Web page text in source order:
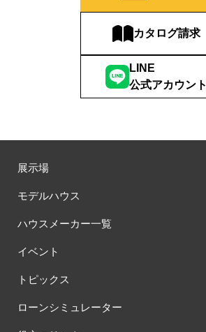
カタログ請求
LINE
公式アカウント
展示場
モデルハウス
ハウスメーカー一覧
イベント
トピックス
ローンシミュレーター